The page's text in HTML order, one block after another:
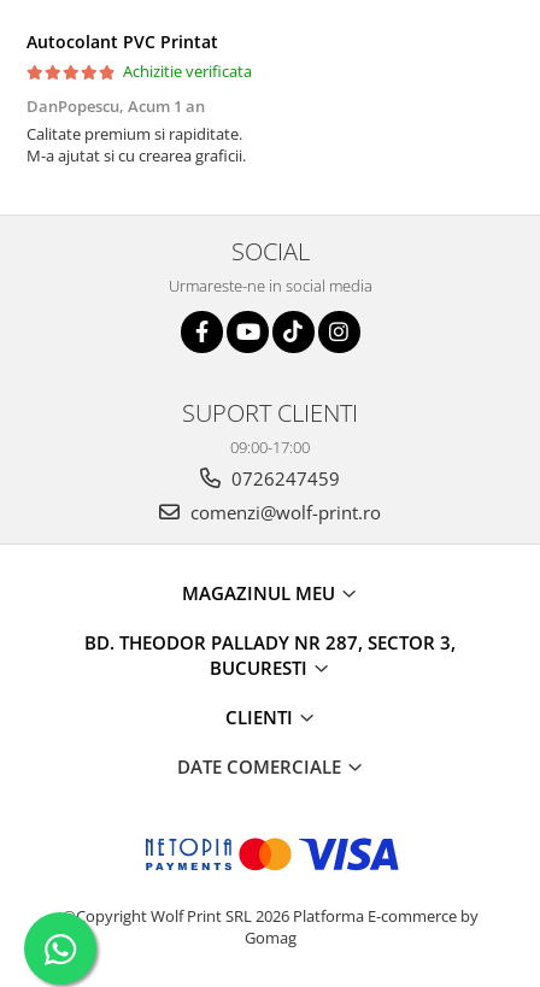
Autocolant PVC Printat
Achizitie verificata
DanPopescu, Acum 1 an
Calitate premium si rapiditate.
M-a ajutat si cu crearea graficii.
SOCIAL
Urmareste-ne in social media
SUPORT CLIENTI
09:00-17:00
0726247459
comenzi@wolf-print.ro
MAGAZINUL MEU
BD. THEODOR PALLADY NR 287, SECTOR 3,
BUCURESTI
CLIENTI
DATE COMERCIALE
©Copyright Wolf Print SRL 2026 Platforma E-commerce by
Gomag